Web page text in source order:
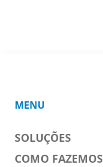
MENU
SOLUÇÕES
COMO FAZEMOS